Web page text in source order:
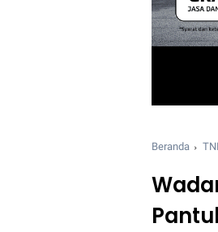
Beranda